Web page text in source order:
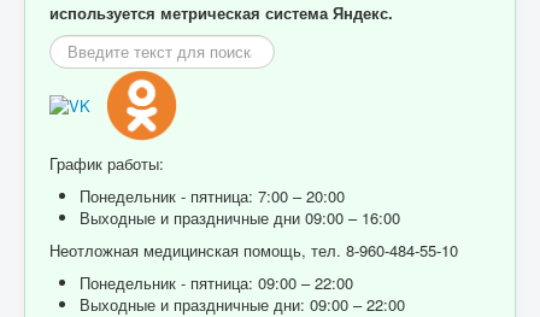
используется метрическая система Яндекс.
Искать...
График работы:
Понедельник - пятница: 7:00 – 20:00
Выходные и праздничные дни 09:00 – 16:00
Неотложная медицинская помощь, тел. 8-960-484-55-10
Понедельник - пятница: 09:00 – 22:00
Выходные и праздничные дни: 09:00 – 22:00